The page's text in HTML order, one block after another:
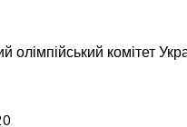
олімпійський комітет